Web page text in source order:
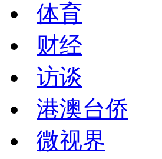
体育
财经
访谈
港澳台侨
微视界